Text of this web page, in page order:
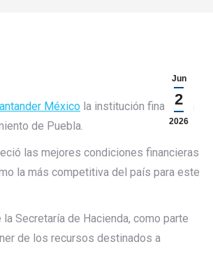
Jun
2
2026
México la institución financiera
de Puebla.
las mejores condiciones financieras
la más competitiva del país para este
Secretaría de Hacienda, como parte
de los recursos destinados a